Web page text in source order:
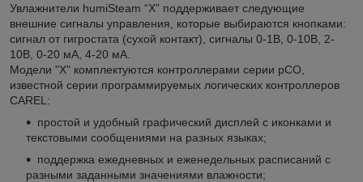
Увлажнители humiSteam “X” поддерживает следующие
внешние сигналы управления, которые выбираются кнопками:
сигнал от гигростата (сухой контакт), сигналы 0-1В, 0-10В, 2-
10В, 0-20 мА, 4-20 мА.
Модели "X" комплектуются контроллерами серии pCO,
известной серии программируемых логических контроллеров
CAREL:
простой и удобный графический дисплей с иконками и
текстовыми сообщениями на разных языках;
поддержка ежедневных и еженедельных расписаний с
разными заданными значениями влажности;